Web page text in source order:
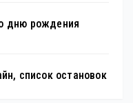
дню рождения
список остановок